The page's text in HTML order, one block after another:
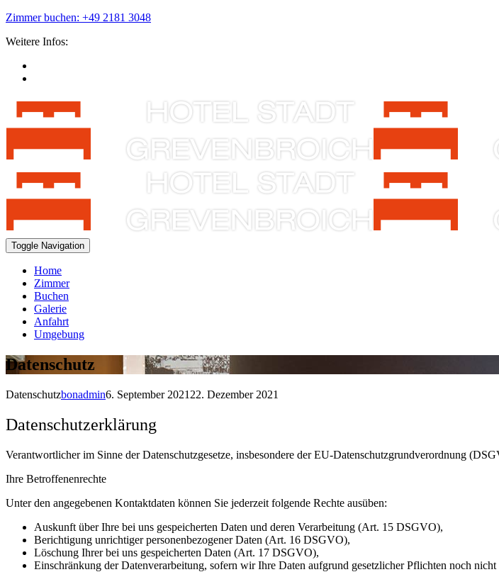
Zimmer buchen: +49 2181 3048
Weitere Infos:
Toggle Navigation
Home
Zimmer
Buchen
Galerie
Anfahrt
Umgebung
Datenschutz
Datenschutzbonadmin6. September 2021 22. Dezember 2021
Datenschutzerklärung
Verantwortlicher im Sinne der Datenschutzgesetze, insbesondere der EU-Datenschutzgrundverordnung
Ihre Betroffenenrechte
Unter den angegebenen Kontaktdaten können Sie jederzeit folgende Rechte ausüben:
Auskunft über Ihre bei uns gespeicherten Daten und deren Verarbeitung (Art. 15 DSGVO),
Berichtigung unrichtiger personenbezogener Daten (Art. 16 DSGVO),
Löschung Ihrer bei uns gespeicherten Daten (Art. 17 DSGVO),
Einschränkung der Datenverarbeitung, sofern wir Ihre Daten aufgrund gesetzlicher Pflichten noch